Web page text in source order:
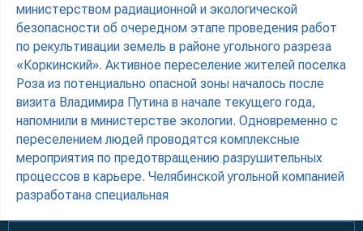
министерством радиационной и экологической
безопасности об очередном этапе проведения работ
по рекультивации земель в районе угольного разреза
«Коркинский». Активное переселение жителей поселка
Роза из потенциально опасной зоны началось после
визита Владимира Путина в начале текущего года,
напомнили в министерстве экологии. Одновременно с
переселением людей проводятся комплексные
мероприятия по предотвращению разрушительных
процессов в карьере. Челябинской угольной компанией
разработана специальная